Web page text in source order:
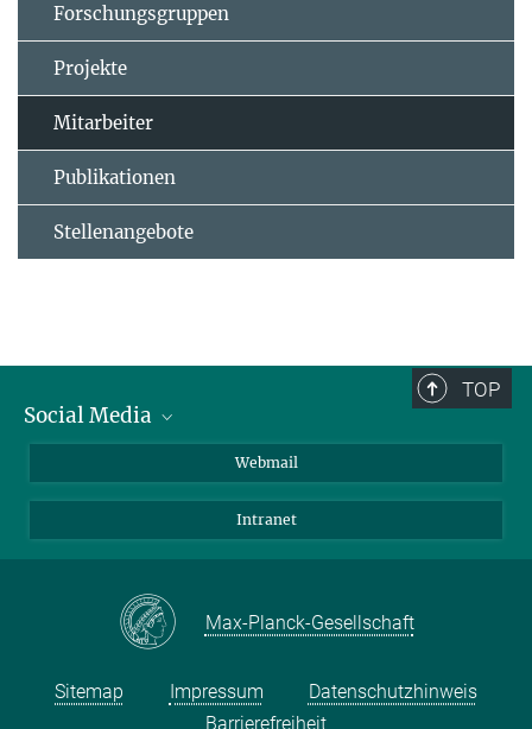
Forschungsgruppen
Projekte
Mitarbeiter
Publikationen
Stellenangebote
TOP
Social Media
YouTube
Webmail
Intranet
Max-Planck-Gesellschaft
Sitemap Impressum
Datenschutzhinweis
Barrierefreiheit